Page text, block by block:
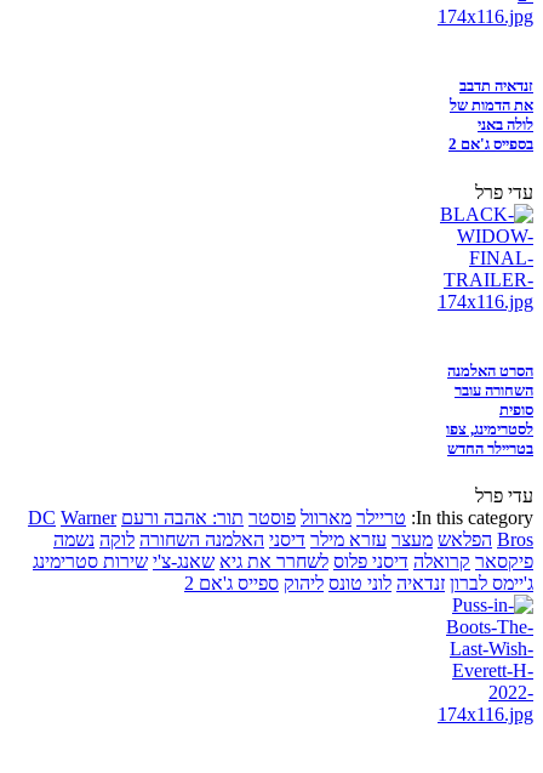
זנדאיה תדבב
את הדמות של
לולה באני
בספייס ג'אם 2
עדי פרל
הסרט האלמנה
השחורה עובר
סופית
לסטרימינג, צפו
בטריילר החדש
עדי פרל
In this category: טריילר מארוול פוסטר תור: אהבה ורעם DC Warner
Bros הפלאש מעצר עזרא מילר דיסני האלמנה השחורה לוקה נשמה
פיקסאר קרואלה דיסני פלוס לשחרר את גיא שאנג-צ'י שירות סטרימינג
ג'יימס לברון זנדאיה לוני טונס ליהוק ספייס ג'אם 2